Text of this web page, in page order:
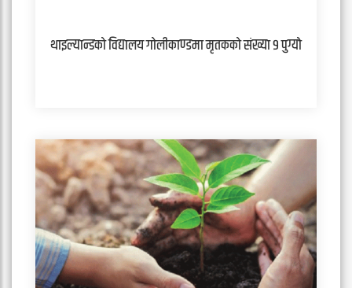
थाइल्यान्डको विद्यालय गोलीकाण्डमा मृतकको संख्या ९ पुग्यो